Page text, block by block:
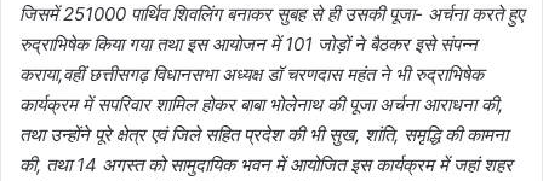
जिसमें 251000 पार्थिव शिवलिंग बनाकर सुबह से ही उसकी पूजा- अर्चना करते हुए
रुद्राभिषेक किया गया तथा इस आयोजन में 101 जोड़ों ने बैठकर इसे संपन्न
कराया,वहीं छत्तीसगढ़ विधानसभा अध्यक्ष डॉ चरणदास महंत ने भी रुद्राभिषेक
कार्यक्रम में सपरिवार शामिल होकर बाबा भोलेनाथ की पूजा अर्चना आराधना की,
तथा उन्होंने पूरे क्षेत्र एवं जिले सहित प्रदेश की भी सुख, शांति, समृद्धि की कामना
की, तथा 14 अगस्त को सामुदायिक भवन में आयोजित इस कार्यक्रम में जहां शहर